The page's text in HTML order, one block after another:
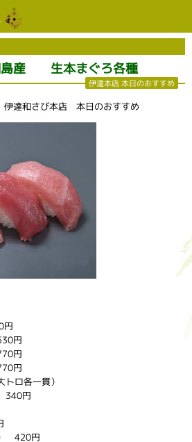
産 生本まぐろ各種
伊達本店 本日のおすすめ
和さび本店 本日のおすすめ
円
円
円
ロ各一貫）
340円
420円